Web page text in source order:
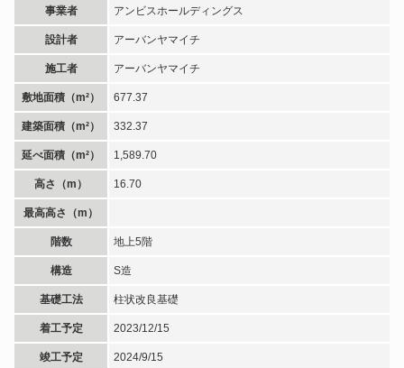
事業者 アンビスホールディングス
設計者 アーバンヤマイチ
施工者 アーバンヤマイチ
敷地面積（m²） 677.37
建築面積（m²） 332.37
延べ面積（m²） 1,589.70
高さ（m） 16.70
最高高さ（m）
階数 地上5階
構造 S造
基礎工法 柱状改良基礎
着工予定 2023/12/15
竣工予定 2024/9/15